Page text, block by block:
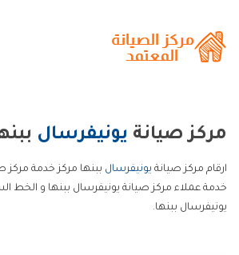
مركز صيانة يونيفرسال
ارقام مركز صيانة يونيفرسال ببنها مركز خدمة مركز
خدمة عملاء مركز صيانة يونيفرسال ببنها و الخط
يونيفرسال ببنها.